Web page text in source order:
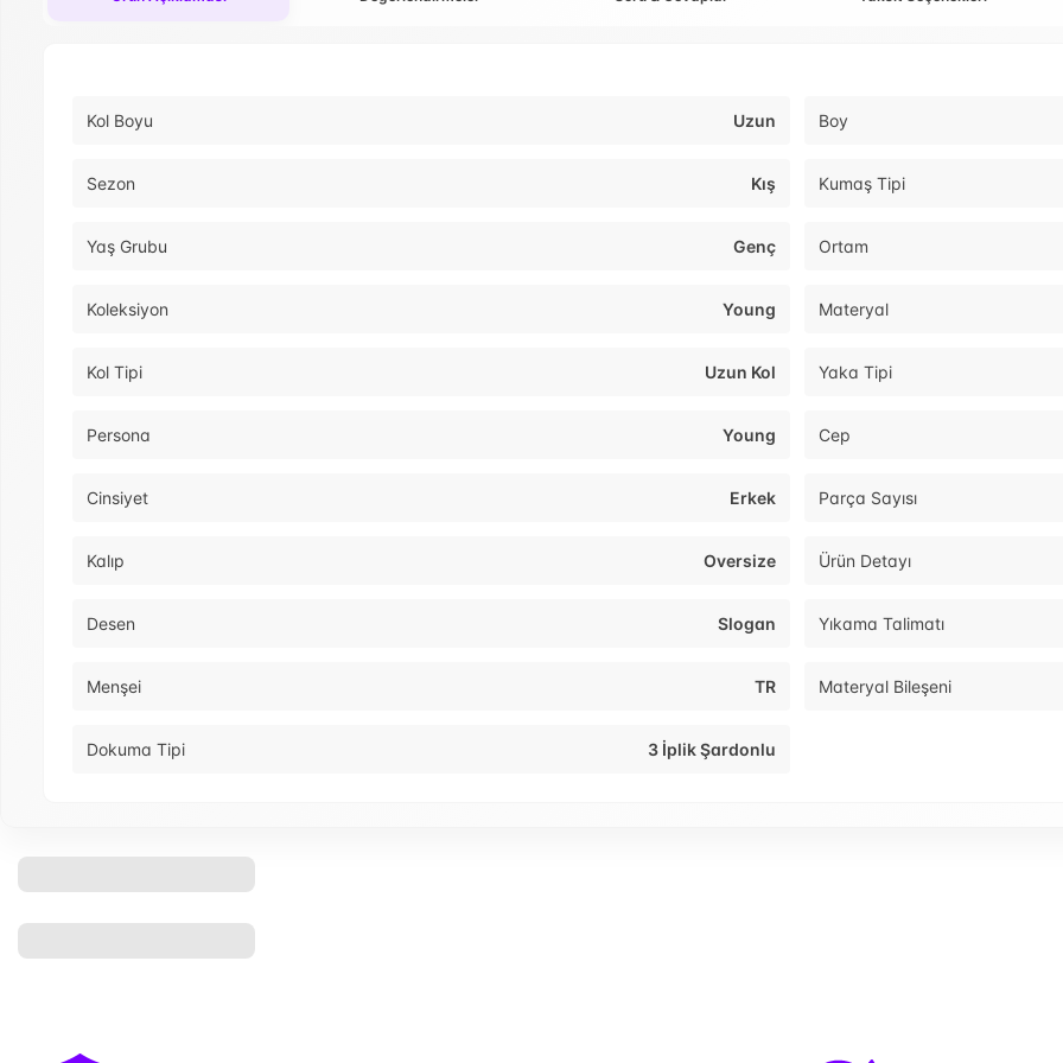
Kol Boyu Uzun Boy
Sezon Kış Kumaş Tipi
Yaş Grubu Genç Ortam
Koleksiyon Young Materyal
Kol Tipi Uzun Kol Yaka Tipi
Persona Young Cep
Cinsiyet Erkek Parça Sayısı
Kalıp Oversize Ürün Detayı
Desen Slogan Yıkama Talimatı
Menşei TR Materyal Bileşeni
Dokuma Tipi 3 İplik Şardonlu